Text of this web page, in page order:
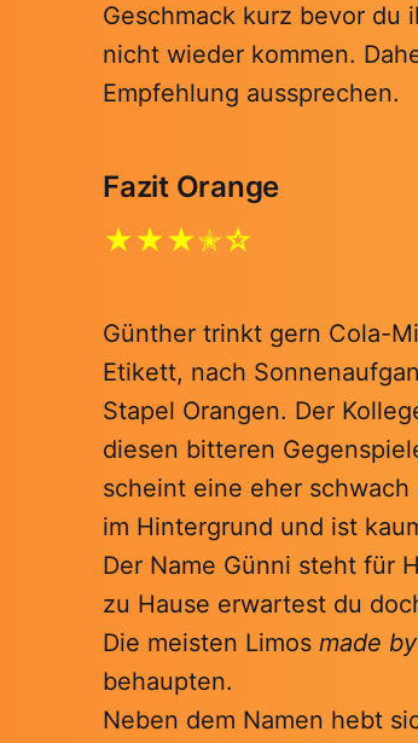
Geschmack kurz bevor du
nicht wieder kommen.
Empfehlung aussprechen.
Fazit Orange
★★★✭☆
Günther trinkt gern Cola-
Etikett, nach
Stapel Orangen. Der
diesen bitteren
scheint eine eher
im Hintergrund und ist
Der Name Günni steht für
zu Hause erwartest du
Die meisten Limos made
behaupten.
Neben dem Namen hebt